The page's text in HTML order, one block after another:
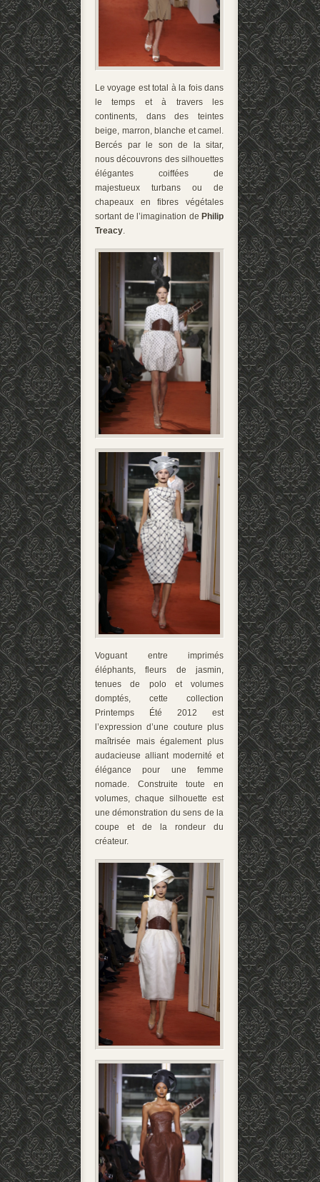
Le voyage est total à la fois dans
le temps et à travers les
continents, dans des teintes
beige, marron, blanche et camel.
Bercés par le son de la sitar,
nous découvrons des silhouettes
élégantes coiffées de
majestueux turbans ou de
chapeaux en fibres végétales
sortant de l’imagination de Philip
Treacy.
Voguant entre imprimés
éléphants, fleurs de jasmin,
tenues de polo et volumes
domptés, cette collection
Printemps Été 2012 est
l’expression d’une couture plus
maîtrisée mais également plus
audacieuse alliant modernité et
élégance pour une femme
nomade. Construite toute en
volumes, chaque silhouette est
une démonstration du sens de la
coupe et de la rondeur du
créateur.